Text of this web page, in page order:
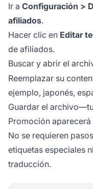
Ir a Configuración >
afiliados.
Hacer clic en Editar
de afiliados.
Buscar y abrir el
Reemplazar su
ejemplo, japonés,
Guardar el
Promoción
No se requieren
etiquetas especiales
traducción.